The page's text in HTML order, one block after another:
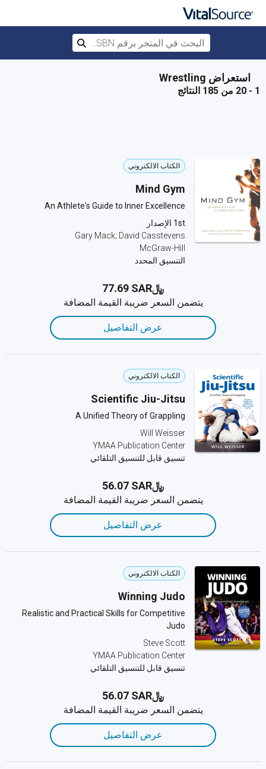
بحث
استعراض Wrestling
1 - 20 من 185 النتائج
الكتاب الالكتروني
Mind Gym
An Athlete's Guide to Inner Excellence
1st الإصدار
Gary Mack; David Casstevens
McGraw-Hill
التنسيق المحدد
﷼‎77.69 SAR
يتضمن السعر ضريبة القيمة المضافة
عرض التفاصيل
الكتاب الالكتروني
Scientific Jiu-Jitsu
A Unified Theory of Grappling
Will Weisser
YMAA Publication Center
تنسيق قابل للتنسيق التلقائي
﷼‎56.07 SAR
يتضمن السعر ضريبة القيمة المضافة
عرض التفاصيل
الكتاب الالكتروني
Winning Judo
Realistic and Practical Skills for Competitive
Judo
Steve Scott
YMAA Publication Center
تنسيق قابل للتنسيق التلقائي
﷼‎56.07 SAR
يتضمن السعر ضريبة القيمة المضافة
عرض التفاصيل